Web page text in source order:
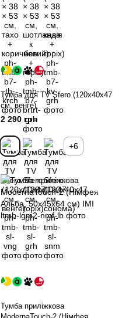
Тумба для TV Sfero (120х40х47
см, венге)
2 290 грн
+6
Тумба приліжкова